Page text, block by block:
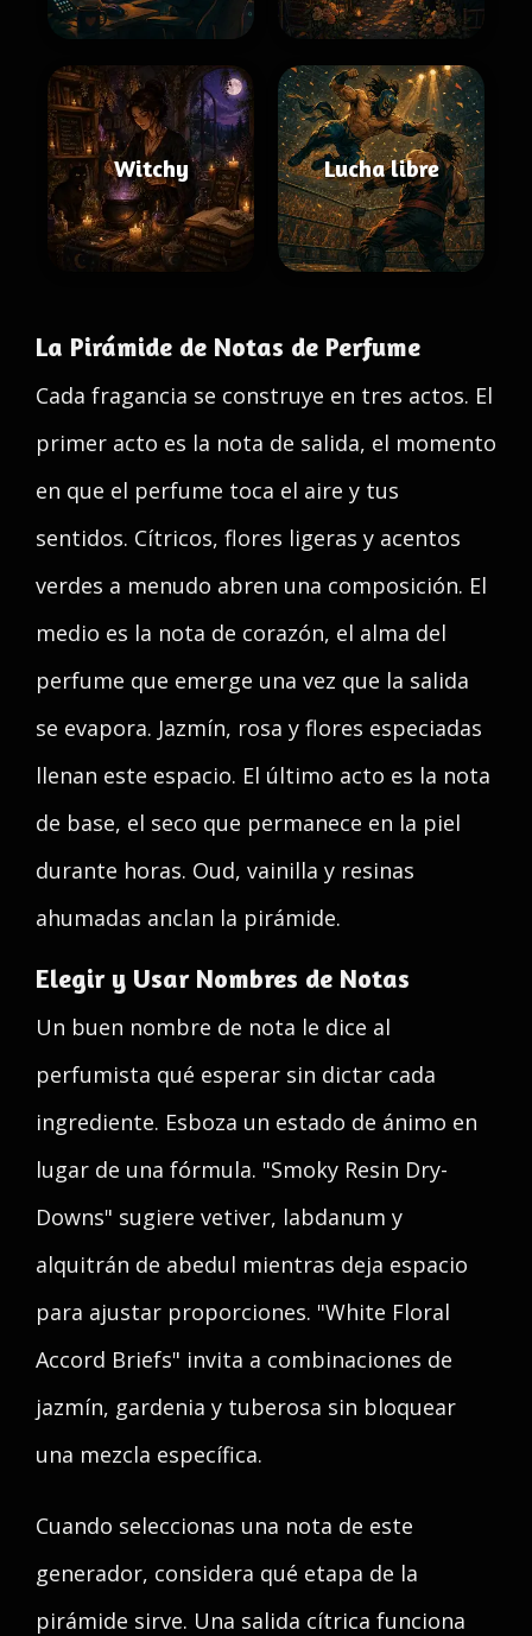
Witchy Lucha libre
La Pirámide de Notas de Perfume
Cada fragancia se construye en tres actos. El
primer acto es la nota de salida, el momento
en que el perfume toca el aire y tus
sentidos. Cítricos, flores ligeras y acentos
verdes a menudo abren una composición. El
medio es la nota de corazón, el alma del
perfume que emerge una vez que la salida
se evapora. Jazmín, rosa y flores especiadas
llenan este espacio. El último acto es la nota
de base, el seco que permanece en la piel
durante horas. Oud, vainilla y resinas
ahumadas anclan la pirámide.
Elegir y Usar Nombres de Notas
Un buen nombre de nota le dice al
perfumista qué esperar sin dictar cada
ingrediente. Esboza un estado de ánimo en
lugar de una fórmula. "Smoky Resin Dry-
Downs" sugiere vetiver, labdanum y
alquitrán de abedul mientras deja espacio
para ajustar proporciones. "White Floral
Accord Briefs" invita a combinaciones de
jazmín, gardenia y tuberosa sin bloquear
una mezcla específica.
Cuando seleccionas una nota de este
generador, considera qué etapa de la
pirámide sirve. Una salida cítrica funciona